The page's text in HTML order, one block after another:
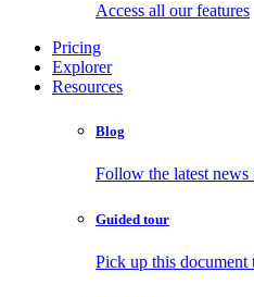
Access all our features
Pricing
Explorer
Resources
Blog
Follow the latest news
Guided tour
Pick up this document